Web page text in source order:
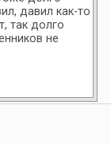
давил как-то
так долго
не